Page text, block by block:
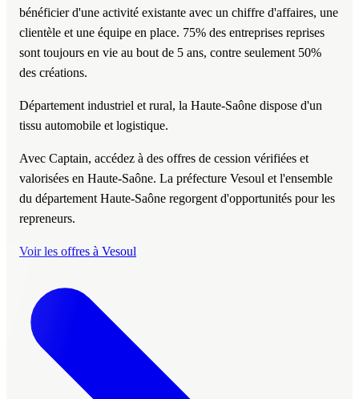
bénéficier d'une activité existante avec un chiffre d'affaires, une
clientèle et une équipe en place. 75% des entreprises reprises
sont toujours en vie au bout de 5 ans, contre seulement 50%
des créations.
Département industriel et rural, la Haute-Saône dispose d'un
tissu automobile et logistique.
Avec Captain, accédez à des offres de cession vérifiées et
valorisées en Haute-Saône. La préfecture Vesoul et l'ensemble
du département Haute-Saône regorgent d'opportunités pour les
repreneurs.
Voir les offres à Vesoul